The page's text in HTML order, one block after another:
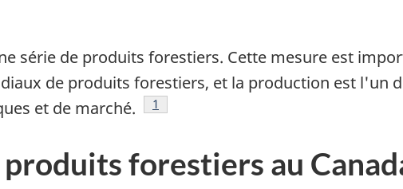
série de produits forestiers. Cette mesure est
de produits forestiers, et la production est l'un
et de marché.
Note de bas de page
1
forestiers au